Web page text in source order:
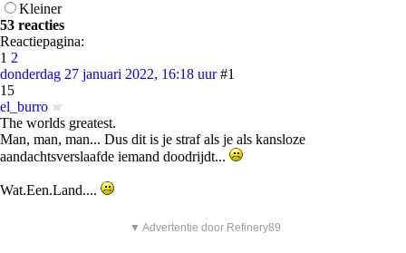
Kleiner
53 reacties
Reactiepagina:
1 2
donderdag 27 januari 2022, 16:18 uur #1
15
el_burro
The worlds greatest.
Man, man, man... Dus dit is je straf als je als kansloze
aandachtsverslaafde iemand doodrijdt...
Wat.Een.Land....
▼ Advertentie door Refinery89